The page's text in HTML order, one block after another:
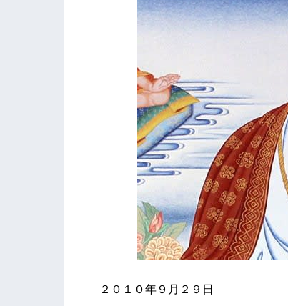
２０１０年９月２９日